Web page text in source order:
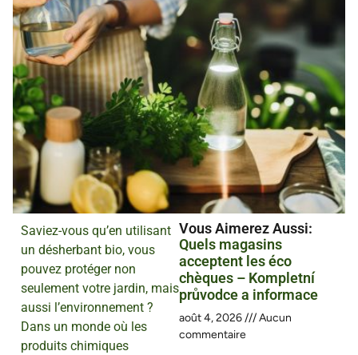
Saviez-vous qu’en utilisant
un désherbant bio, vous
pouvez protéger non
seulement votre jardin, mais
aussi l’environnement ?
Dans un monde où les
produits chimiques
Vous Aimerez Aussi :
Quels magasins
acceptent les éco
chèques – Kompletní
průvodce a informace
août 4, 2026
Aucun
commentaire